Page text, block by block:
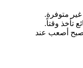
متوفرة.
تأخذ وقتاً.
أصعب عند